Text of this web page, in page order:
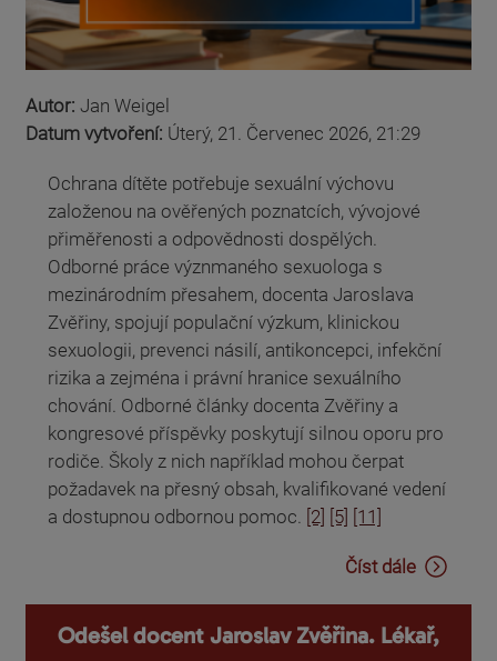
Autor: Jan Weigel
Datum vytvoření: Úterý, 21. Červenec 2026, 21:29
Ochrana dítěte potřebuje sexuální výchovu
založenou na ověřených poznatcích, vývojové
přiměřenosti a odpovědnosti dospělých.
Odborné práce význmaného sexuologa s
mezinárodním přesahem, docenta Jaroslava
Zvěřiny, spojují populační výzkum, klinickou
sexuologii, prevenci násilí, antikoncepci, infekční
rizika a zejména i právní hranice sexuálního
chování. Odborné články docenta Zvěřiny a
kongresové příspěvky poskytují silnou oporu pro
rodiče. Školy z nich například mohou čerpat
požadavek na přesný obsah, kvalifikované vedení
a dostupnou odbornou pomoc. [2] [5] [11]
Číst dále
Odešel docent Jaroslav Zvěřina. Lékař,